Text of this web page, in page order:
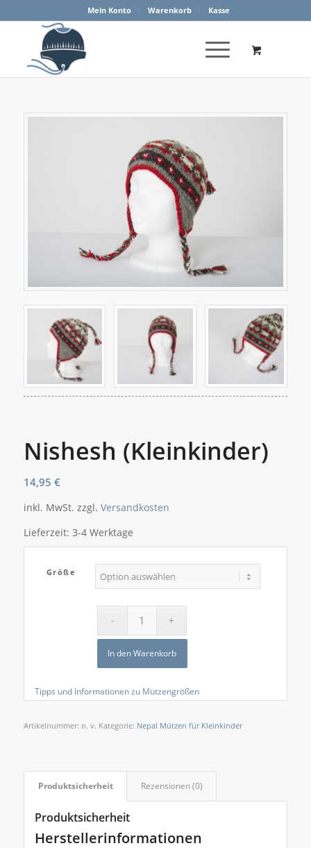
Mein Konto Warenkorb Kasse
Nishesh (Kleinkinder)
14,95 €
inkl. MwSt. zzgl. Versandkosten
Lieferzeit: 3-4 Werktage
Größe
In den Warenkorb
Tipps und Informationen zu Mützengrößen
Artikelnummer: n. v. Kategorie: Nepal Mützen für Kleinkinder
Produktsicherheit Rezensionen (0)
Produktsicherheit
Herstellerinformationen